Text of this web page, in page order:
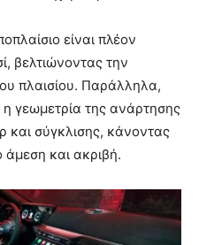
είναι πλέον
βελτιώνοντας την
πλαισίου. Παράλληλα,
γεωμετρία της ανάρτησης
και σύγκλισης, κάνοντας
άμεση και ακριβή.